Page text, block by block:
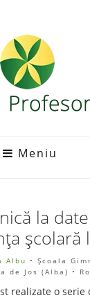
Meniu
la
școlară
Albu • Școala
de Jos (Alba) •
realizate o serie